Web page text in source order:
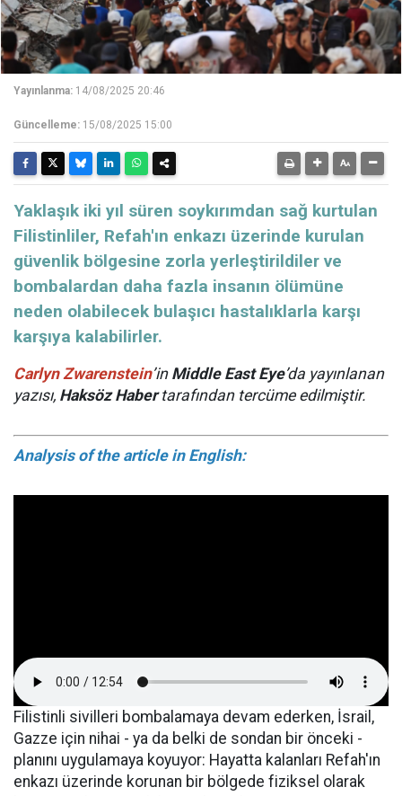
Yayınlanma: 14/08/2025 20:46
Güncelleme: 15/08/2025 15:00
Yaklaşık iki yıl süren soykırımdan sağ kurtulan
Filistinliler, Refah'ın enkazı üzerinde kurulan
güvenlik bölgesine zorla yerleştirildiler ve
bombalardan daha fazla insanın ölümüne
neden olabilecek bulaşıcı hastalıklarla karşı
karşıya kalabilirler.
Carlyn Zwarenstein’in Middle East Eye’da yayınlanan
yazısı, Haksöz Habertarafından tercüme edilmiştir.
Analysis of the article in English:
Filistinli sivilleri bombalamaya devam ederken, İsrail,
Gazze için nihai - ya da belki de sondan bir önceki -
planını uygulamaya koyuyor: Hayatta kalanları Refah'ın
enkazı üzerinde korunan bir bölgede fiziksel olarak